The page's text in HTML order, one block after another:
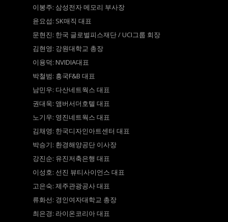
이봉주: 삼성전자 메모리 부사장
윤요섭: SK매직 대표
문현진: 한국 글로벌피스재단 / UCI그룹 회장
김현영: 강원대학교 총장
이용덕: NVIDIA대표
박철범: 흥국F&B 대표
남민우: 다산네트웍스 대표
권대욱: 앰버서더호텔 대표
노기우: 영진네트웍스 대표
김채영: 한국디자인아트센터 대표
박승기: 환경해양공단 이사장
강진순: 유진저축은행 대표
이성호: 선진 뷰티사이언스 대표
고은숙: 제주관광공사 대표
류화선: 경인여자대학교 총장
최은경: 라이온코리아 대표